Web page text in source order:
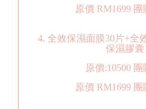
原價 RM1699
4. 全效保濕面膜30片+全
保濕膠囊
原價:10500 團
原價 RM1699